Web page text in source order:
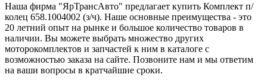
Наша фирма "ЯрТрансАвто" предлагает купить Комплект п/
колец 658.1004002 (з/ч). Наше основные преимущества - это
20 летний опыт на рынке и большое количество товаров в
наличии. Вы можете выбрать множество других
моторокомплектов и запчастей к ним в каталоге с
возможностью заказа на сайте. Позвоните нам и мы ответим
на ваши вопросы в кратчайшие сроки.